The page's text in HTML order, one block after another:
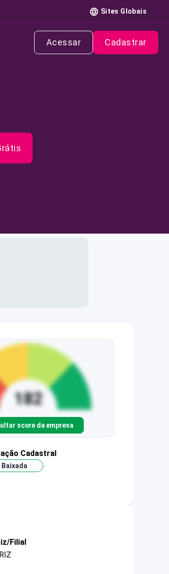
Sites Globais
Acessar Cadastrar
score da empresa
Cadastral
Baixada
Filial